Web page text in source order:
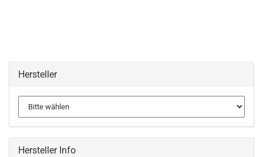
Hersteller
Hersteller Info